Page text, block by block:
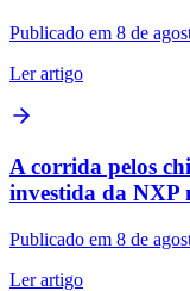
Publicado em 8 de
Ler artigo
A corrida pelos
investida da NXP
Publicado em 8 de
Ler artigo